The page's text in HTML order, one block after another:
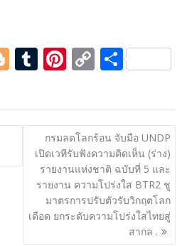
Bl
g
g
T
m
bl
r
Pi
er
e
st
C
p
y
Li
n
k
S
ar
e
กรมลดโลกร้อน จับมือ UNDP
เปิดเวทีรับฟังความคิดเห็น (ร่าง)
รายงานแห่งชาติ ฉบับที่ 5 และ
รายงาน ความโปร่งใส BTR2 ชู
มาตรการปรับตัวรับวิกฤตโลก
เดือด ยกระดับความโปร่งใสไทยสู่
สากล .